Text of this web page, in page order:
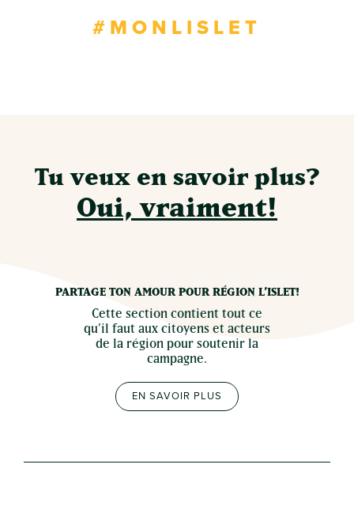
Tu veux en savoir plus?
Oui, vraiment!
PARTAGE TON AMOUR POUR RÉGION L’ISLET!
Cette section contient tout ce
qu’il faut aux citoyens et acteurs
de la région pour soutenir la
campagne.
EN SAVOIR PLUS